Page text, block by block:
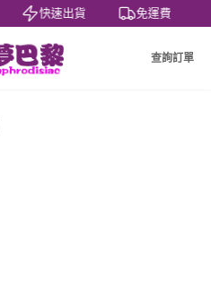
快速出貨 免運費
查詢訂單